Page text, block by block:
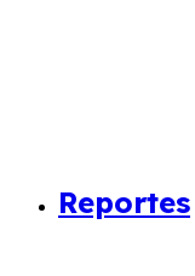
Reportes